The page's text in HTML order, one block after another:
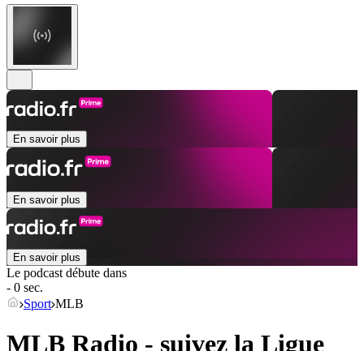
En savoir plus
En savoir plus
En savoir plus
Le podcast débute dans
- 0 sec.
Sport MLB
MLB Radio - suivez la Ligue